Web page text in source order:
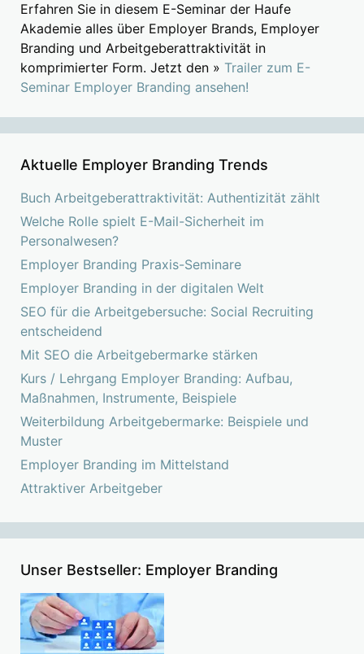
Erfahren Sie in diesem E-Seminar der Haufe
Akademie alles über Employer Brands, Employer
Branding und Arbeitgeberattraktivität in
komprimierter Form. Jetzt den » Trailer zum E-
Seminar Employer Branding ansehen!
Aktuelle Employer Branding Trends
Buch Arbeitgeberattraktivität: Authentizität zählt
Welche Rolle spielt E-Mail-Sicherheit im
Personalwesen?
Employer Branding Praxis-Seminare
Employer Branding in der digitalen Welt
SEO für die Arbeitgebersuche: Social Recruiting
entscheidend
Mit SEO die Arbeitgebermarke stärken
Kurs / Lehrgang Employer Branding: Aufbau,
Maßnahmen, Instrumente, Beispiele
Weiterbildung Arbeitgebermarke: Beispiele und
Muster
Employer Branding im Mittelstand
Attraktiver Arbeitgeber
Unser Bestseller: Employer Branding